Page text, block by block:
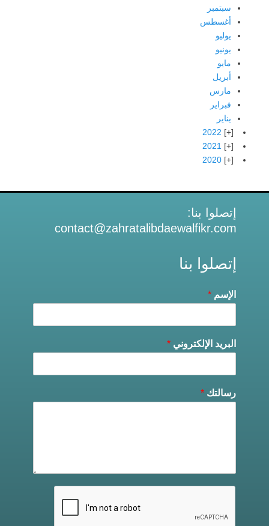
سبتمبر
أغسطس
يوليو
يونيو
مايو
أبريل
مارس
فبراير
يناير
2022
2021
2020
إتصلوا بنا:
contact@zahratalibdaewalfikr.com
إتصلوا بنا
الإسم *
البريد الإلكتروني *
رسالتك *